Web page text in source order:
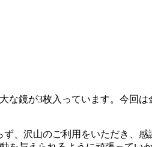
鏡が3枚入っています。今回
、沢山のご利用をいただき、